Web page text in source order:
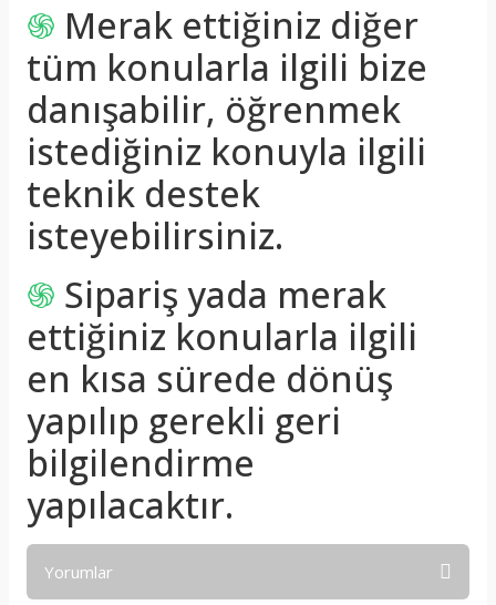
֍ Merak ettiğiniz diğer
tüm konularla ilgili bize
danışabilir, öğrenmek
istediğiniz konuyla ilgili
teknik destek
isteyebilirsiniz.
֍ Sipariş yada merak
ettiğiniz konularla ilgili
en kısa sürede dönüş
yapılıp gerekli geri
bilgilendirme
yapılacaktır.
Yorumlar